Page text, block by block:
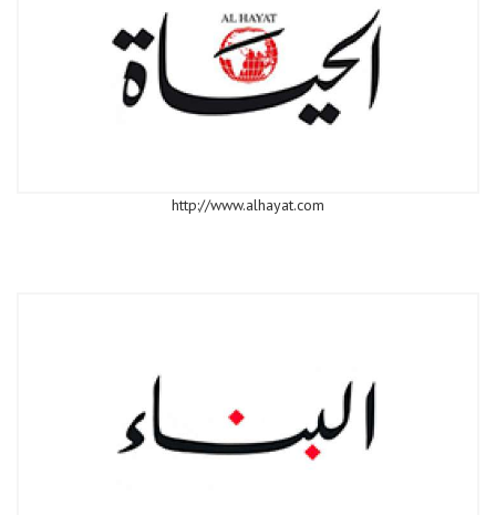
http://www.alhayat.com